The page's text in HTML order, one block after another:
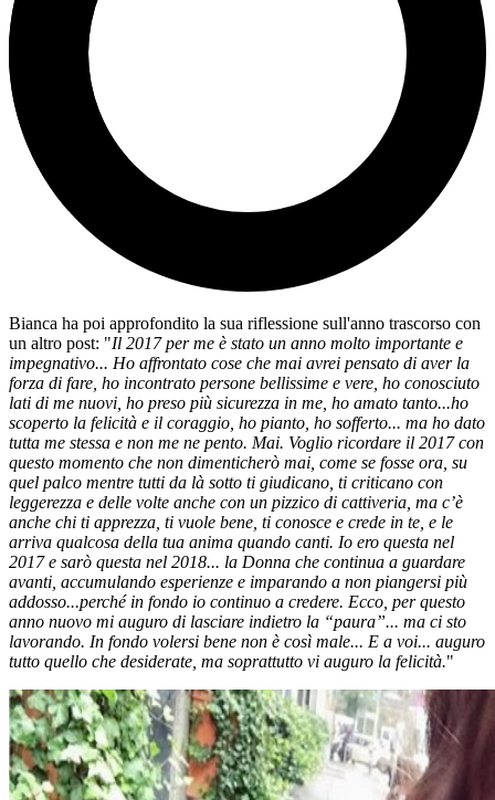
Bianca ha poi approfondito la sua riflessione sull'anno trascorso con
un altro post: "Il 2017 per me è stato un anno molto importante e
impegnativo... Ho affrontato cose che mai avrei pensato di aver la
forza di fare, ho incontrato persone bellissime e vere, ho conosciuto
lati di me nuovi, ho preso più sicurezza in me, ho amato tanto...ho
scoperto la felicità e il coraggio, ho pianto, ho sofferto... ma ho dato
tutta me stessa e non me ne pento. Mai. Voglio ricordare il 2017 con
questo momento che non dimenticherò mai, come se fosse ora, su
quel palco mentre tutti da là sotto ti giudicano, ti criticano con
leggerezza e delle volte anche con un pizzico di cattiveria, ma c’è
anche chi ti apprezza, ti vuole bene, ti conosce e crede in te, e le
arriva qualcosa della tua anima quando canti. Io ero questa nel
2017 e sarò questa nel 2018... la Donna che continua a guardare
avanti, accumulando esperienze e imparando a non piangersi più
addosso...perché in fondo io continuo a credere. Ecco, per questo
anno nuovo mi auguro di lasciare indietro la “paura”... ma ci sto
lavorando. In fondo volersi bene non è così male... E a voi... auguro
tutto quello che desiderate, ma soprattutto vi auguro la felicità."